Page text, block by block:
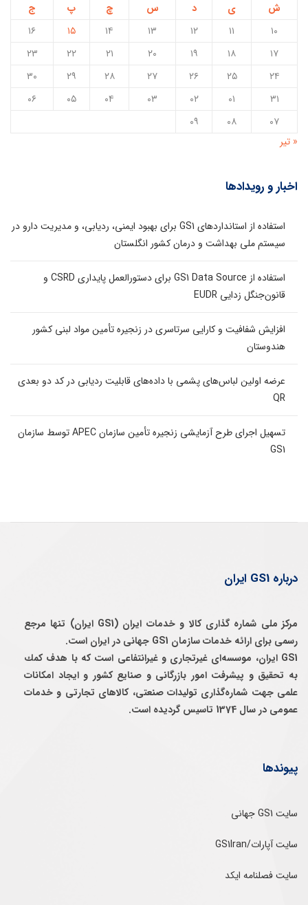
ش
ی د س چ پ
ج
۱۰
۱۱ ۱۲ ۱۳ ۱۴ ۱۵
۱۶
۱۷
۱۸ ۱۹ ۲۰ ۲۱ ۲۲
۲۳
۲۴
۲۵ ۲۶ ۲۷ ۲۸ ۲۹
۳۰
۳۱
۰۱ ۰۲ ۰۳ ۰۴ ۰۵
۰۶
۰۷
۰۸
۰۹
« تیر
اخبار و رویدادها
استفاده از استانداردهای GS1 برای بهبود ایمنی، ردیابی، و مدیریت دارو در
سیستم ملی بهداشت و درمان کشور انگلستان
استفاده از GS1 Data Source برای دستورالعمل پایداری CSRD و
قانون‌جنگل زدایی EUDR
افزایش شفافیت و کارایی سرتاسری در زنجیره تأمین مواد لبنی کشور
هندوستان
عرضه اولین لباس‌های پشمی با داده‌های قابلیت ردیابی در کد دو بعدی
QR
تسهیل اجرای طرح آزمایشی زنجیره تأمین سازمان APEC توسط سازمان
GS1
درباره GS1 ایران
مرکز ملی شماره گذاری کالا و خدمات ایران (GS1 ایران) تنها مرجع
رسمی برای ارائه خدمات سازمان GS1 جهانی در ایران است.
GS1 ایران، موسسه‌ای غيرتجاری و غيرانتفاعی است كه با هدف كمك
به تحقيق و پيشرفت امور بازرگانی و صنايع كشور و ايجاد امكانات
علمی جهت شماره‌گذاری توليدات صنعتی، كالاهای تجارتی و خدمات
عمومی در سال 1374 تاسيس گرديده است.
پیوندها
سایت GS1 جهانی
سایت آپارات/GS1Iran
سایت فصلنامه ایکد